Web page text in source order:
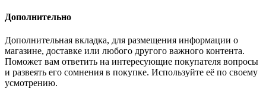
Дополнительно
Дополнительная вкладка, для размещения информации о
магазине, доставке или любого другого важного контента.
Поможет вам ответить на интересующие покупателя вопросы
и развеять его сомнения в покупке. Используйте её по своему
усмотрению.